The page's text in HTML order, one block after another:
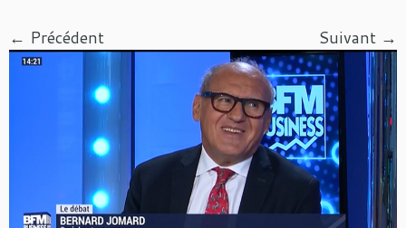
← Précédent Suivant →